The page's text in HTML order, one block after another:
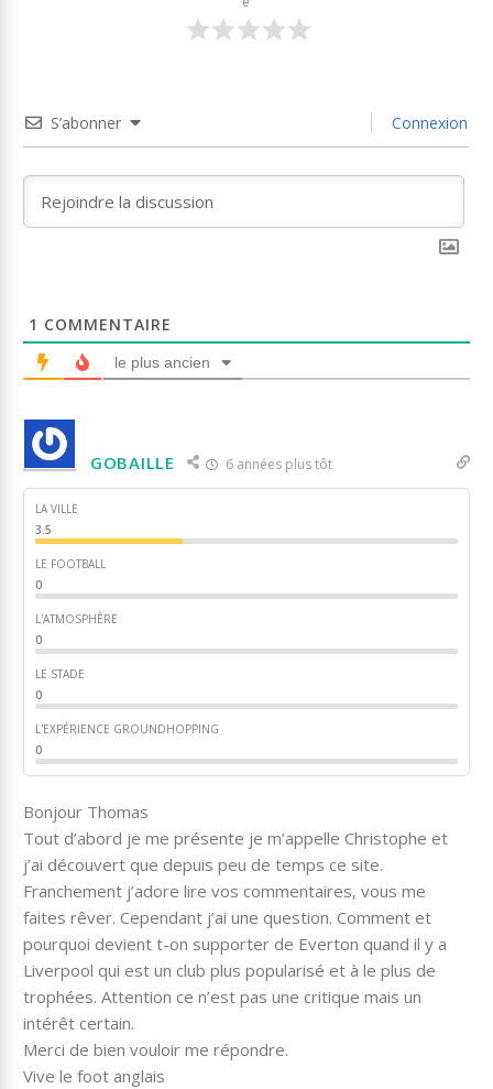
S’abonner Connexion
1 COMMENTAIRE
le plus ancien
GOBAILLE 6 années plus tôt
LA VILLE
3.5
LE FOOTBALL
0
L'ATMOSPHÈRE
0
LE STADE
0
L'EXPÉRIENCE GROUNDHOPPING
0
Bonjour Thomas
Tout d’abord je me présente je m’appelle Christophe et
j’ai découvert que depuis peu de temps ce site.
Franchement j’adore lire vos commentaires, vous me
faites rêver. Cependant j’ai une question. Comment et
pourquoi devient t-on supporter de Everton quand il y a
Liverpool qui est un club plus popularisé et à le plus de
trophées. Attention ce n’est pas une critique mais un
intérêt certain.
Merci de bien vouloir me répondre.
Vive le foot anglais